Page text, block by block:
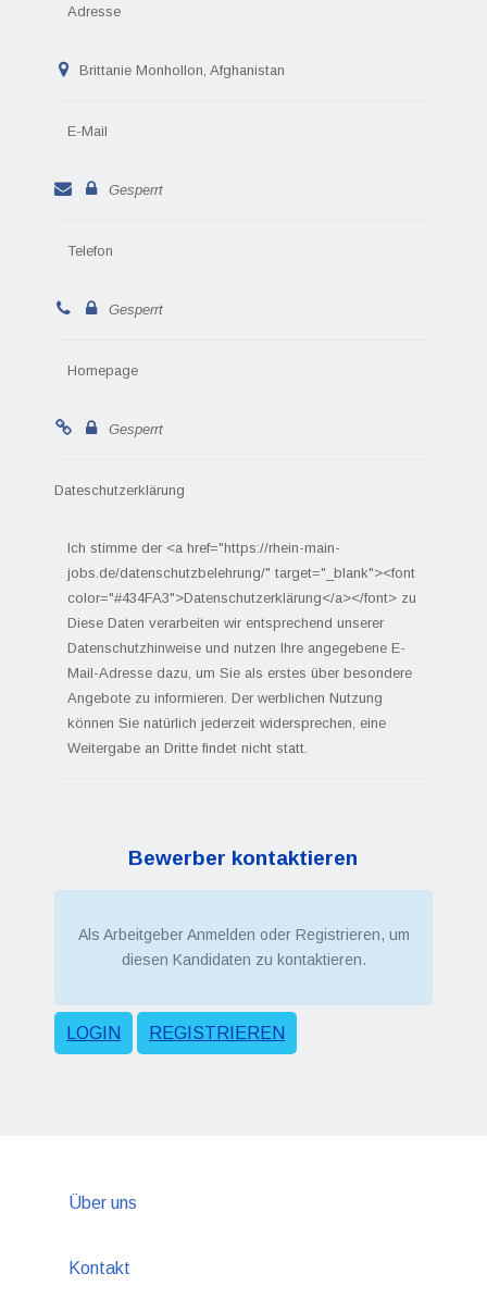
Adresse
Brittanie Monhollon, Afghanistan
E-Mail
Gesperrt
Telefon
Gesperrt
Homepage
Gesperrt
Dateschutzerklärung
Ich stimme der <a href="https://rhein-main-
jobs.de/datenschutzbelehrung/" target="_blank"><font
color="#434FA3">Datenschutzerklärung</a></font> zu
Diese Daten verarbeiten wir entsprechend unserer
Datenschutzhinweise und nutzen Ihre angegebene E-
Mail-Adresse dazu, um Sie als erstes über besondere
Angebote zu informieren. Der werblichen Nutzung
können Sie natürlich jederzeit widersprechen, eine
Weitergabe an Dritte findet nicht statt.
Bewerber kontaktieren
Als Arbeitgeber Anmelden oder Registrieren, um
diesen Kandidaten zu kontaktieren.
LOGIN REGISTRIEREN
Über uns
Kontakt